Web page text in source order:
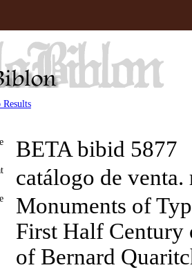
Results
BETA bibid 5877
catálogo de
Monuments of
First Half Century
of Bernard